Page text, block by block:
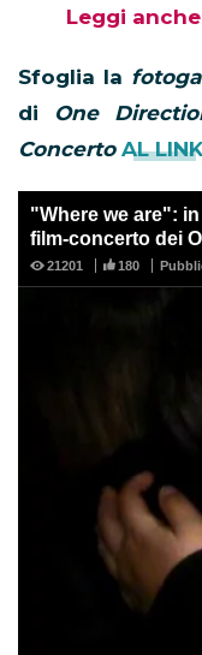
Leggi
Sfoglia la
di
One
Concerto AL